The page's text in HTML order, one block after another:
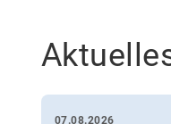
07.08.2026